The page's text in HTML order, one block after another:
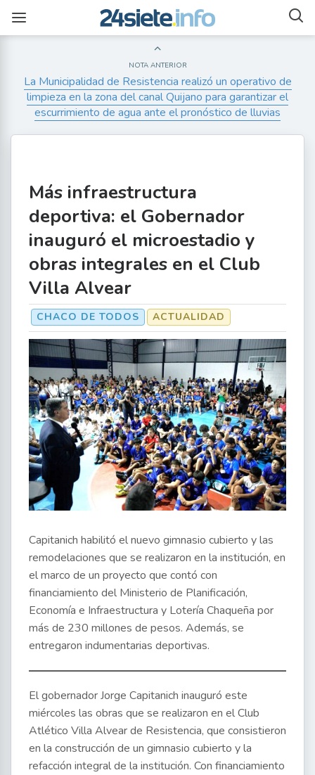
NOTA ANTERIOR
La Municipalidad de Resistencia realizó un operativo de
limpieza en la zona del canal Quijano para garantizar el
escurrimiento de agua ante el pronóstico de lluvias
Más infraestructura
deportiva: el Gobernador
inauguró el microestadio y
obras integrales en el Club
Villa Alvear
CHACO DE TODOS ACTUALIDAD
Capitanich habilitó el nuevo gimnasio cubierto y las
remodelaciones que se realizaron en la institución, en
el marco de un proyecto que contó con
financiamiento del Ministerio de Planificación,
Economía e Infraestructura y Lotería Chaqueña por
más de 230 millones de pesos. Además, se
entregaron indumentarias deportivas.
El gobernador Jorge Capitanich inauguró este
miércoles las obras que se realizaron en el Club
Atlético Villa Alvear de Resistencia, que consistieron
en la construcción de un gimnasio cubierto y la
refacción integral de la institución. Con financiamiento